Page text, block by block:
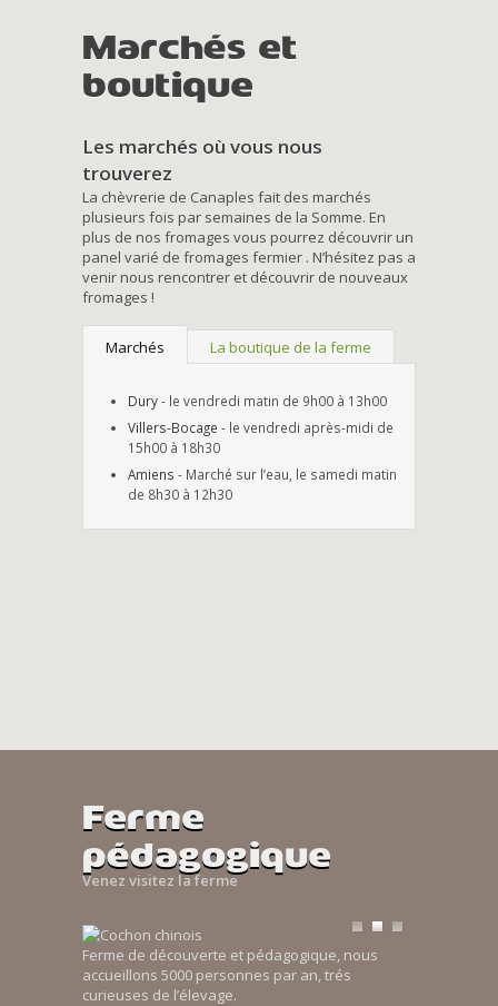
Marchés et
boutique
Les marchés où vous nous
trouverez
La chèvrerie de Canaples fait des marchés
plusieurs fois par semaines de la Somme. En
plus de nos fromages vous pourrez découvrir un
panel varié de fromages fermier . N’hésitez pas a
venir nous rencontrer et découvrir de nouveaux
fromages !
Marchés La boutique de la ferme
Dury- le vendredi matin de 9h00 à 13h00
Villers-Bocage - le vendredi après-midi de
15h00 à 18h30
Amiens - Marché sur l’eau, le samedi matin
de 8h30 à 12h30
Ferme
pédagogique
Venez visitez la ferme
Ferme de découverte et pédagogique, nous
accueillons 5000 personnes par an, trés
curieuses de l’élevage.